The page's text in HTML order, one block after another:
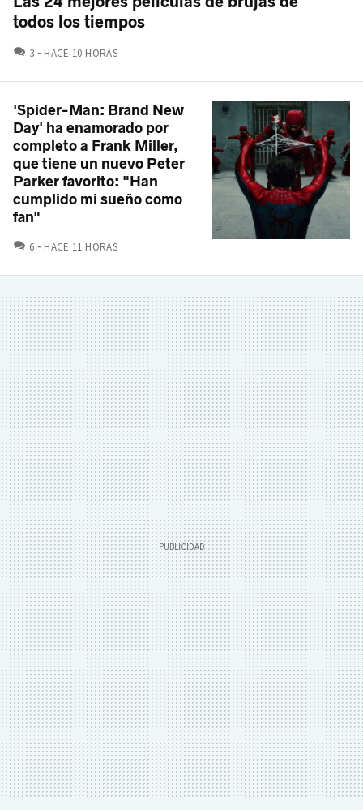
todos los tiempos
3 COMENTARIOS
HACE 10 HORAS
'Spider-Man: Brand New
Day' ha enamorado por
completo a Frank Miller,
que tiene un nuevo Peter
Parker favorito: "Han
cumplido mi sueño como
fan"
6 COMENTARIOS
HACE 11 HORAS